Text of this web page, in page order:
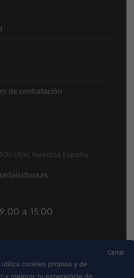
de contratación
Utiel Valencia España
a 15:00
Cerrar
utiliza cookies propias y de
y mejorar tu experiencia de